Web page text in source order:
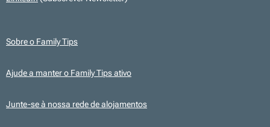
Sobre o Family Tips
Ajude a manter o Family Tips ativo
Junte-se à nossa rede de alojamentos